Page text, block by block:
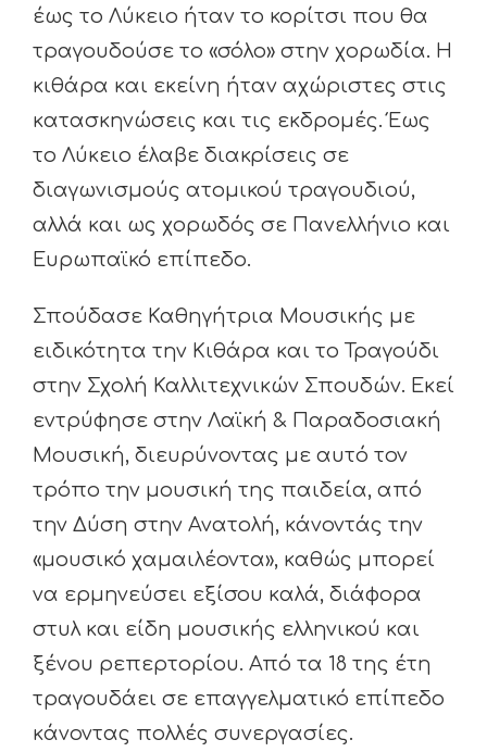
έως το Λύκειο ήταν το κορίτσι που θα
τραγουδούσε το «σόλο» στην χορωδία. Η
κιθάρα και εκείνη ήταν αχώριστες στις
κατασκηνώσεις και τις εκδρομές. Έως
το Λύκειο έλαβε διακρίσεις σε
διαγωνισμούς ατομικού τραγουδιού,
αλλά και ως χορωδός σε Πανελλήνιο και
Ευρωπαϊκό επίπεδο.
Σπούδασε Καθηγήτρια Μουσικής με
ειδικότητα την Κιθάρα και το Τραγούδι
στην Σχολή Καλλιτεχνικών Σπουδών. Εκεί
εντρύφησε στην Λαϊκή & Παραδοσιακή
Μουσική, διευρύνοντας με αυτό τον
τρόπο την μουσική της παιδεία, από
την Δύση στην Ανατολή, κάνοντάς την
«μουσικό χαμαιλέοντα», καθώς μπορεί
να ερμηνεύσει εξίσου καλά, διάφορα
στυλ και είδη μουσικής ελληνικού και
ξένου ρεπερτορίου. Από τα 18 της έτη
τραγουδάει σε επαγγελματικό επίπεδο
κάνοντας πολλές συνεργασίες.